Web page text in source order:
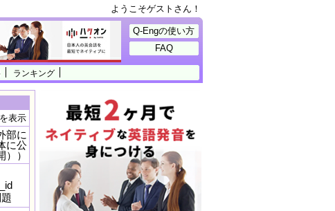
ようこそゲストさん！
ランキング
Q-Engの使い方
FAQ
表示
部に
に公
））